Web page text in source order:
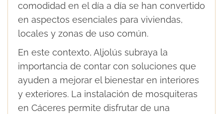
comodidad en el día a día se han convertido
en aspectos esenciales para viviendas,
locales y zonas de uso común.
En este contexto, Aljolús subraya la
importancia de contar con soluciones que
ayuden a mejorar el bienestar en interiores
y exteriores. La instalación de mosquiteras
en Cáceres permite disfrutar de una